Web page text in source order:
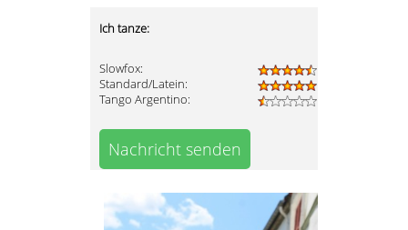
Ich tanze:
Slowfox:
Standard/Latein:
Tango Argentino:
Nachricht senden